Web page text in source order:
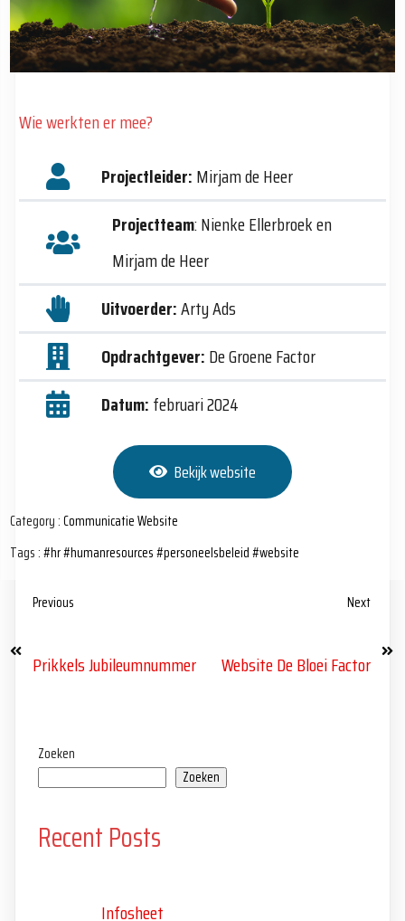
Wie werkten er mee?
Projectleider:Mirjam de Heer
Projectteam: Nienke Ellerbroek en
Mirjam de Heer
Uitvoerder:Arty Ads
Opdrachtgever:De Groene Factor
Datum:februari 2024
Bekijk website
Category :CommunicatieWebsite
Tags :#hr#humanresources#personeelsbeleid#website
Previous
Prikkels Jubileumnummer
Next
Website De Bloei Factor
Zoeken
Zoeken
Recent Posts
Infosheet